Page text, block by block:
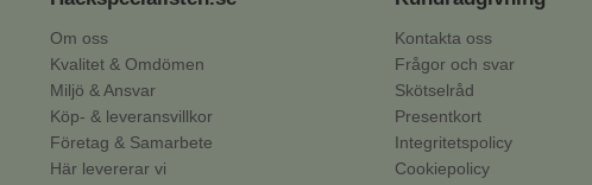
Om oss
Kvalitet & Omdömen
Miljö & Ansvar
Köp- & leveransvillkor
Företag & Samarbete
Här levererar vi
Kontakta oss
Frågor och svar
Skötselråd
Presentkort
Integritetspolicy
Cookiepolicy